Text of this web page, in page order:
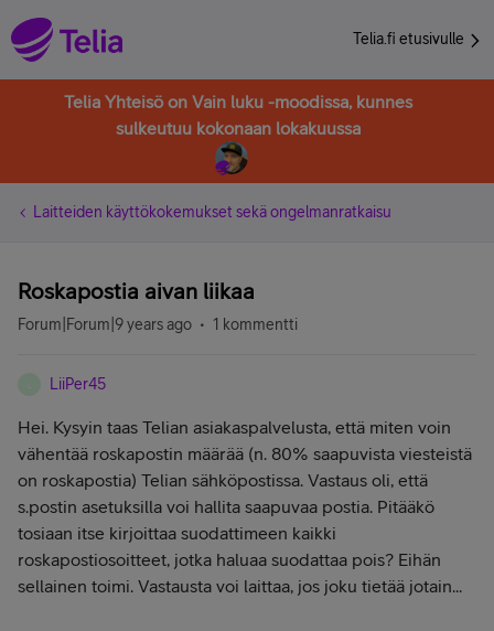
Telia.fi etusivulle
Telia Yhteisö on Vain luku -moodissa, kunnes
sulkeutuu kokonaan lokakuussa
Laitteiden käyttökokemukset sekä ongelmanratkaisu
Roskapostia aivan liikaa
Forum|Forum|9 years ago 1 kommentti
LiiPer45
Hei. Kysyin taas Telian asiakaspalvelusta, että miten voin
vähentää roskapostin määrää (n. 80% saapuvista viesteistä
on roskapostia) Telian sähköpostissa. Vastaus oli, että
s.postin asetuksilla voi hallita saapuvaa postia. Pitääkö
tosiaan itse kirjoittaa suodattimeen kaikki
roskapostiosoitteet, jotka haluaa suodattaa pois? Eihän
sellainen toimi. Vastausta voi laittaa, jos joku tietää jotain...